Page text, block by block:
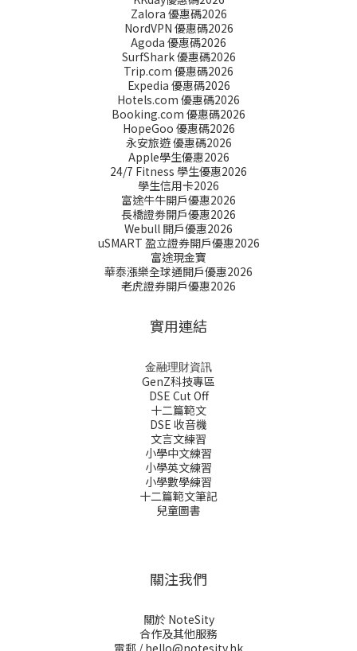
Zalora 優惠碼2026
NordVPN 優惠碼2026
Agoda 優惠碼2026
SurfShark 優惠碼2026
Trip.com 優惠碼2026
Expedia 優惠碼2026
Hotels.com 優惠碼2026
Booking.com 優惠碼2026
HopeGoo 優惠碼2026
永安旅遊 優惠碼2026
Apple學生優惠2026
24/7 Fitness 學生優惠2026
學生信用卡2026
富途牛牛開戶優惠2026
長橋證劵開戶優惠2026
Webull 開戶優惠2026
uSMART 盈立證券開戶優惠2026
富途現金寶
華泰漲樂全球通開戶優惠2026
老虎證券開戶優惠2026
實用連結
金融理財資訊
GenZ科技專區
DSE Cut Off
十二篇範文
DSE 收音機
文言文練習
小學中文練習
小學英文練習
小學數學練習
十二篇範文筆記
兒童圖書
關注我們
關於 NoteSity
合作及其他服務